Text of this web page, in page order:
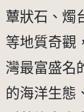
蕈狀石、燭
等地質奇觀
灣最富盛名
的海洋生態